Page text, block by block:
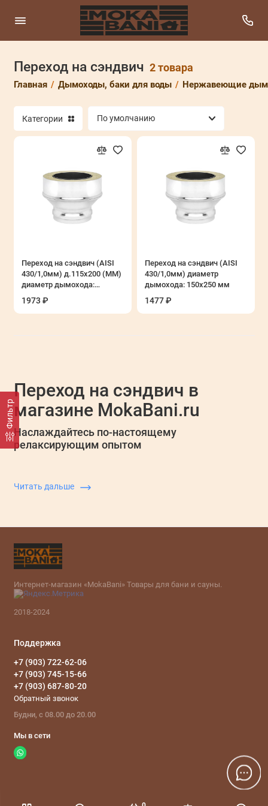
Переход на сэндвич 2 товара
Главная Дымоходы, баки для воды Нержавеющие
Баки из нержавеющей стали
Баки нержавеющие
Дымоходы Ferrum
Дымоходы Schiedel
Дымоходы из нержавеющей стали Везувий
Дымоходы стальные LAVA
Оцинкованные дымоходы Везувий
Стальные дымоходы LAVA
Фильтр
Категории
Переход на сэндвич (AISI
430/1,0мм) д.115х200 (ММ)
диаметр дымохода:
1973 ₽
Переход на сэндвич (AISI
430/1,0мм) диаметр
дымохода: 150х250 мм
1477 ₽
Переход на сэндвич в
магазине MokaBani.ru
Наслаждайтесь по-настоящему
релаксирующим опытом
Читать дальше
Интернет-магазин «MokaBani» Товары для бани и сауны.
2018-2024
Поддержка
+7 (903) 722-62-06
+7 (903) 745-15-66
+7 (903) 687-80-20
Обратный звонок
Будни, с 08.00 до 20.00
Мы в сети